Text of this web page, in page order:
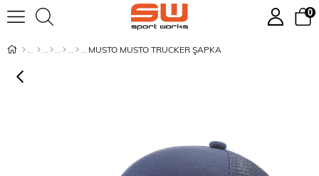
0
MUSTO MUSTO TRUCKER ŞAPKA